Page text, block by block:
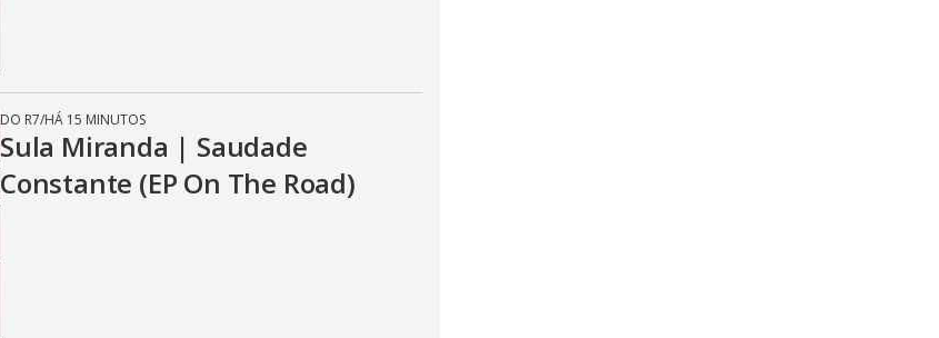
DO R7/HÁ 15 MINUTOS
Sula Miranda | Saudade
Constante (EP On The Road)